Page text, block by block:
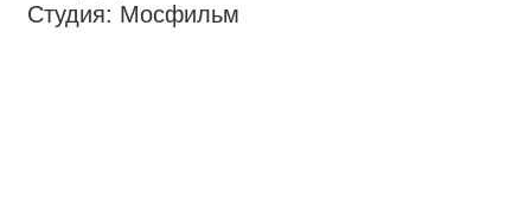
Студия: Мосфильм